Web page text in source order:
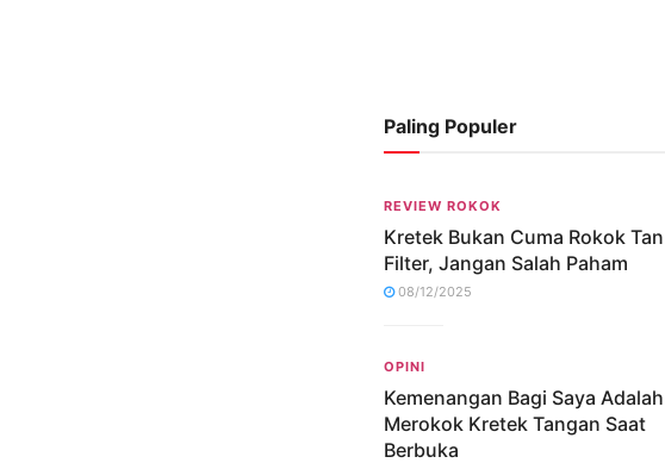
Paling Populer
REVIEW ROKOK
Kretek Bukan Cuma Rokok
Filter, Jangan Salah Paham
08/12/2025
OPINI
Kemenangan Bagi Saya Adalah
Merokok Kretek Tangan Saat
Berbuka